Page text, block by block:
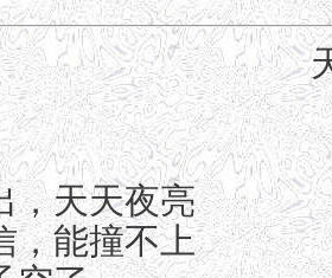
，天天夜亮
，能撞不上